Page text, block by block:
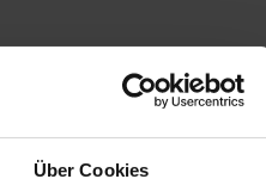
Über Cookies